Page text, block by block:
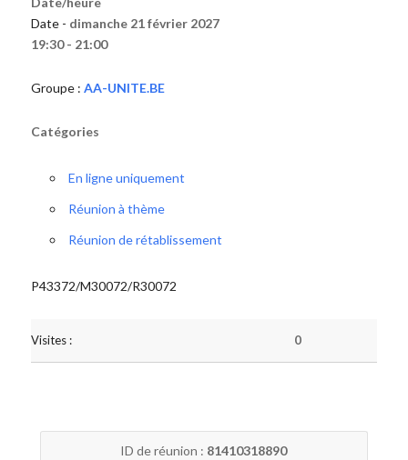
Date - dimanche 21 février 2027
19:30 - 21:00
Groupe : AA-UNITE.BE
Catégories
En ligne uniquement
Réunion à thème
Réunion de rétablissement
P43372/M30072/R30072
Visites : 0
ID de réunion : 81410318890